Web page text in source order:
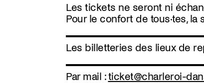
Les tickets ne seront ni
Pour le confort de tous·tes, la
Les billetteries des lieux de
Par mail :ticket@charleroi-